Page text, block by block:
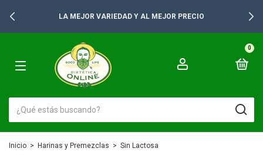
LA MEJOR VARIEDAD Y AL MEJOR PRECIO
0
Inicio > Harinas y Premezclas > Sin Lactosa